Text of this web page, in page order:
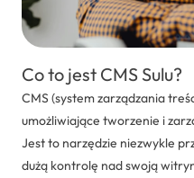
Systemy Comarch ERP
Co to jest CMS Sulu?
CMS (system zarządzania
umożliwiające tworzenie i
Jest to narzędzie niezwykle
dużą kontrolę nad swoją